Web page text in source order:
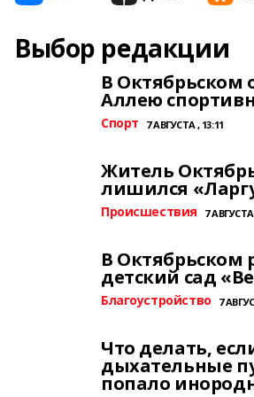
Выбор редакции
В Октябрьском
Аллею
Спорт 7 АВГУСТА , 13:11
Житель
лишился
Происшествия 7 АВГУСТА
В Октябрьском
детский сад
Благоустройство 7
Что делать,
дыхательные
попало